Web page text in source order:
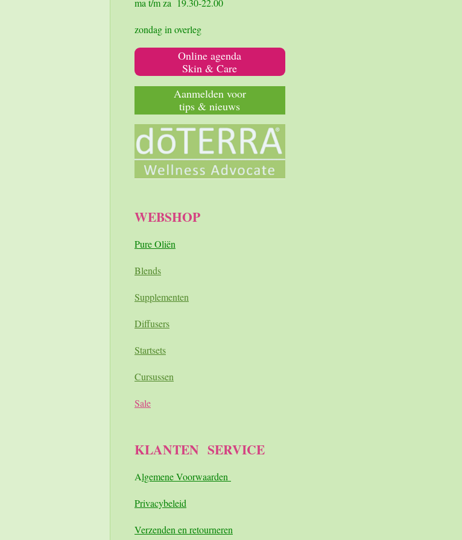
zondag in overleg
Online agenda
Skin & Care
Aanmelden voor
tips & nieuws
WEBSHOP
Pure Oliën
Blends
Supplementen
Diffusers
Startsets
Cursussen
Sale
KLANTEN SERVICE
Algemene Voorwaarden
Privacybeleid
Verzenden en retourneren